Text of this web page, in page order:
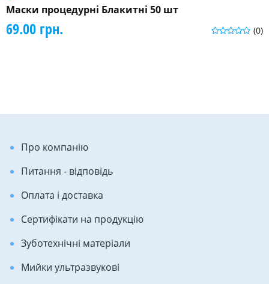
Маски процедурні Блакитні 50 шт
(0)
69.00 грн.
Про компанію
Питання - відповідь
Оплата і доставка
Сертифікати на продукцію
Зуботехнічні матеріали
Мийки ультразвукові